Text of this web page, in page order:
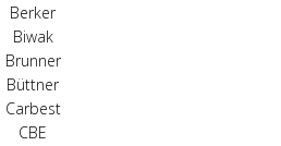
Berker
Biwak
Brunner
Büttner
Carbest
CBE